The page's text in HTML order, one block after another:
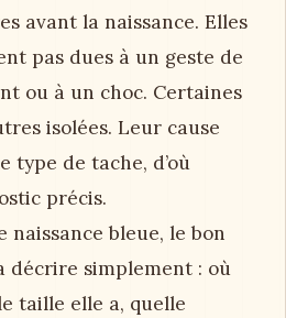
avant la naissance. Elles
pas dues à un geste de
ou à un choc. Certaines
isolées. Leur cause
type de tache, d’où
précis.
naissance bleue, le bon
décrire simplement : où
taille elle a, quelle